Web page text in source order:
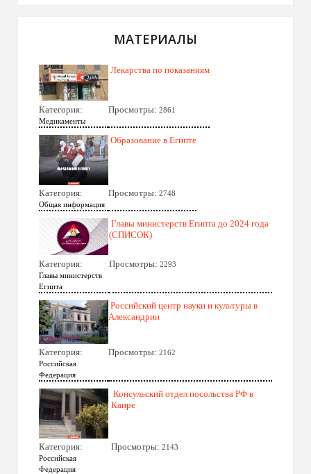
МАТЕРИАЛЫ
Лекарства по показаниям
Категория:
Медикаменты
Просмотры: 2861
Образование в Египте
Категория:
Общая информация
Просмотры: 2748
Главы министерств Египта до 2024 года
(СПИСОК)
Категория:
Главы министерств
Египта
Просмотры: 2293
Российский центр науки и культуры в
Александрии
Категория:
Российская
Федерация
Просмотры: 2162
Консульский отдел посольства РФ в
Каире
Категория:
Российская
Федерация
Просмотры: 2143